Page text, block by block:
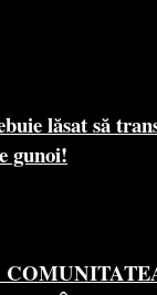
lăsat să
gunoi!